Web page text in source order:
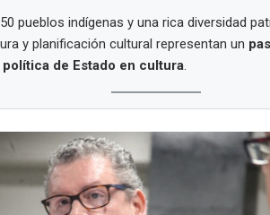
pueblos indígenas y una rica diversidad
y planificación cultural representan un
de Estado en cultura.